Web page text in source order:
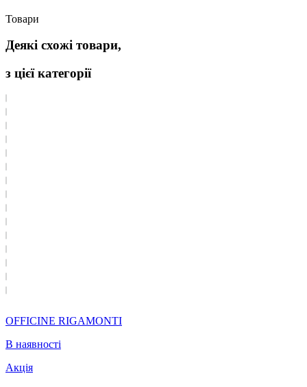
Товари
Деякі схожі товари,
з цієї категорії
OFFICINE RIGAMONTI
В наявності
Акція